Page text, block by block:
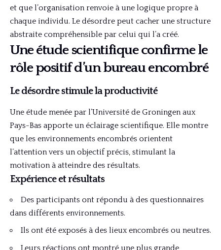
et que l’organisation renvoie à une logique propre à
chaque individu. Le désordre peut cacher une structure
abstraite compréhensible par celui qui l’a créé.
Une étude scientifique confirme le
rôle positif d’un bureau encombré
Le désordre stimule la productivité
Une étude menée par l’Université de Groningen aux
Pays-Bas apporte un éclairage scientifique. Elle montre
que les environnements encombrés orientent
l’attention vers un objectif précis, stimulant la
motivation à atteindre des résultats.
Expérience et résultats
Des participants ont répondu à des questionnaires
dans différents environnements.
Ils ont été exposés à des lieux encombrés ou neutres.
Leurs réactions ont montré une plus grande